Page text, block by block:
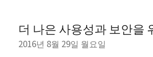
더 나은 사용성과 보안을
2016년 8월 29일 월요일